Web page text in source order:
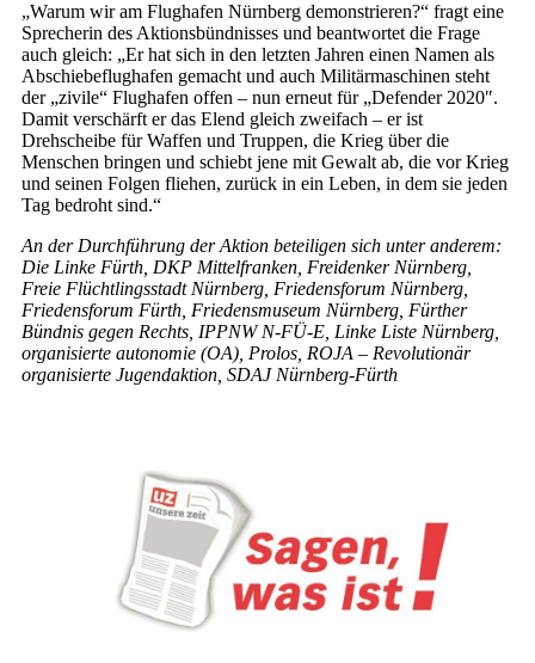
„Warum wir am Flughafen Nürnberg demonstrieren?“ fragt eine
Sprecherin des Aktionsbündnisses und beantwortet die Frage
auch gleich: „Er hat sich in den letzten Jahren einen Namen als
Abschiebeflughafen gemacht und auch Militärmaschinen steht
der „zivile“ Flughafen offen – nun erneut für „Defender 2020″.
Damit verschärft er das Elend gleich zweifach – er ist
Drehscheibe für Waffen und Truppen, die Krieg über die
Menschen bringen und schiebt jene mit Gewalt ab, die vor Krieg
und seinen Folgen fliehen, zurück in ein Leben, in dem sie jeden
Tag bedroht sind.“
An der Durchführung der Aktion beteiligen sich unter anderem:
Die Linke Fürth, DKP Mittelfranken, Freidenker Nürnberg,
Freie Flüchtlingsstadt Nürnberg, Friedensforum Nürnberg,
Friedensforum Fürth, Friedensmuseum Nürnberg, Fürther
Bündnis gegen Rechts, IPPNW N-FÜ-E, Linke Liste Nürnberg,
organisierte autonomie (OA), Prolos, ROJA – Revolutionär
organisierte Jugendaktion, SDAJ Nürnberg-Fürth